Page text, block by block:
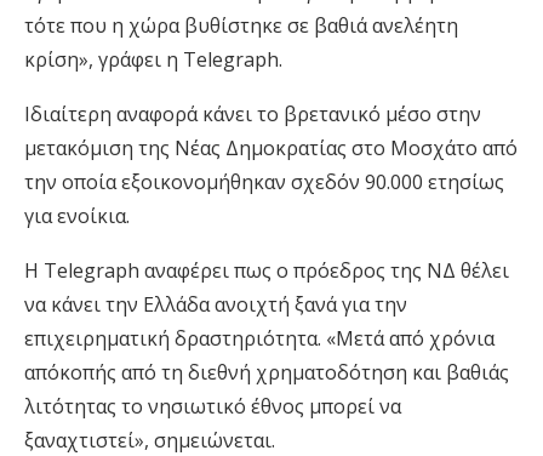
τότε που η χώρα βυθίστηκε σε βαθιά ανελέητη
κρίση», γράφει η Telegraph.
Ιδιαίτερη αναφορά κάνει το βρετανικό μέσο στην
μετακόμιση της Νέας Δημοκρατίας στο Μοσχάτο από
την οποία εξοικονομήθηκαν σχεδόν 90.000 ετησίως
για ενοίκια.
Η Telegraph αναφέρει πως ο πρόεδρος της ΝΔ θέλει
να κάνει την Ελλάδα ανοιχτή ξανά για την
επιχειρηματική δραστηριότητα. «Μετά από χρόνια
απόκοπής από τη διεθνή χρηματοδότηση και βαθιάς
λιτότητας το νησιωτικό έθνος μπορεί να
ξαναχτιστεί», σημειώνεται.